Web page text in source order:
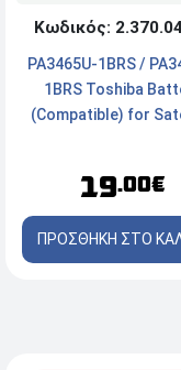
Κωδικός:
PA3465U-1BRS /
1BRS Toshiba
(Compatible) for
A100/A105/A110/
19.00€
ΠΡΟΣΘΗΚΗ ΣΤΟ